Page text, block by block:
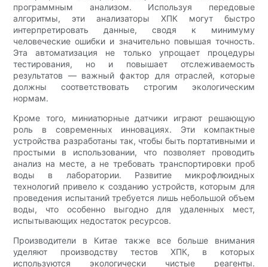
программным анализом. Используя передовые
алгоритмы, эти анализаторы ХПК могут быстро
интерпретировать данные, сводя к минимуму
человеческие ошибки и значительно повышая точность.
Эта автоматизация не только упрощает процедуры
тестирования, но и повышает отслеживаемость
результатов — важный фактор для отраслей, которые
должны соответствовать строгим экологическим
нормам.
Кроме того, миниатюрные датчики играют решающую
роль в современных инновациях. Эти компактные
устройства разработаны так, чтобы быть портативными и
простыми в использовании, что позволяет проводить
анализ на месте, а не требовать транспортировки проб
воды в лаборатории. Развитие микрофлюидных
технологий привело к созданию устройств, которым для
проведения испытаний требуется лишь небольшой объем
воды, что особенно выгодно для удаленных мест,
испытывающих недостаток ресурсов.
Производители в Китае также все больше внимания
уделяют производству тестов ХПК, в которых
используются экологически чистые реагенты.